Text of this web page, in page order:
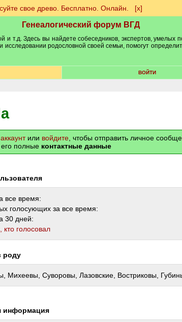
свое древо. Бесплатно. Онлайн. [х]
Генеалогический форум ВГД
т.д. Здесь вы найдете собеседников, экспертов, умелых
родословной своей семьи, помогут
ВОЙТИ
или войдите , чтобы отправить личное
его полные контактные данные
все время:
голосующих за все время:
30 дней:
кто голосовал
роду
Михеевы, Суворовы, Лазовские, Востриковы,
информация